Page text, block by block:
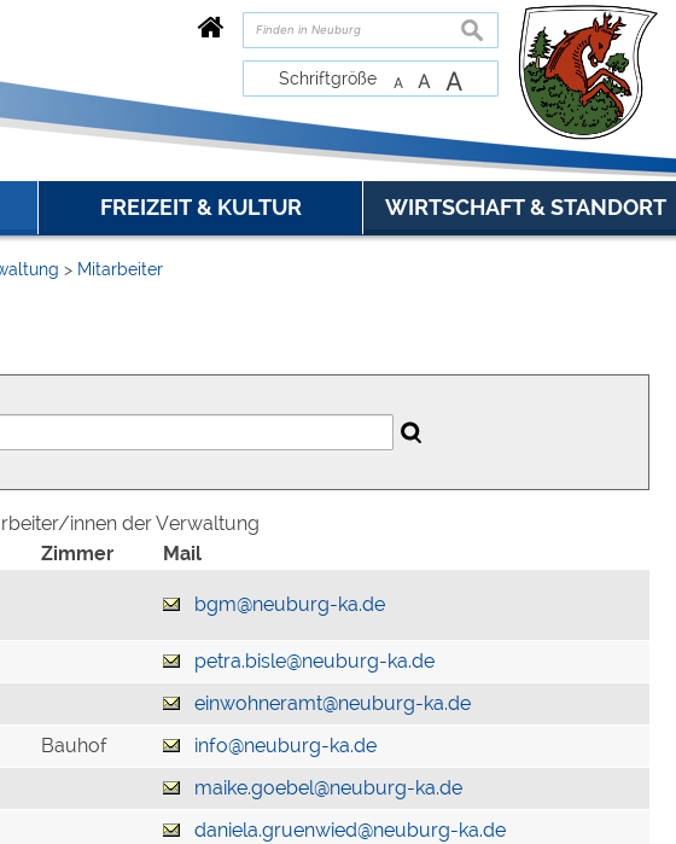
suchen
Schriftgröße A A A
FREIZEIT & KULTUR WIRTSCHAFT & STANDORT
> Mitarbeiter
innen der Verwaltung
Zimmer
Mail
bgm@neuburg-ka.de
petra.bisle@neuburg-ka.de
einwohneramt@neuburg-ka.de
Bauhof
info@neuburg-ka.de
maike.goebel@neuburg-ka.de
daniela.gruenwied@neuburg-ka.de